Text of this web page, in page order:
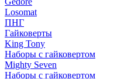
Losomat
ПНГ
Гайковерты
King Tony
Наборы с гайковертом
Mighty Seven
Наборы с гайковертом